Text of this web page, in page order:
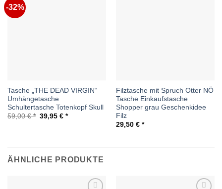
-32%
Tasche „THE DEAD VIRGIN“
Umhängetasche
Schultertasche Totenkopf Skull
59,00€
Ursprünglicher
39,95 € Aktueller
Filztasche mit Spruch Otter NÖ
Tasche Einkaufstasche
Shopper grau Geschenkidee
Filz
29,50 €
ÄHNLICHE PRODUKTE